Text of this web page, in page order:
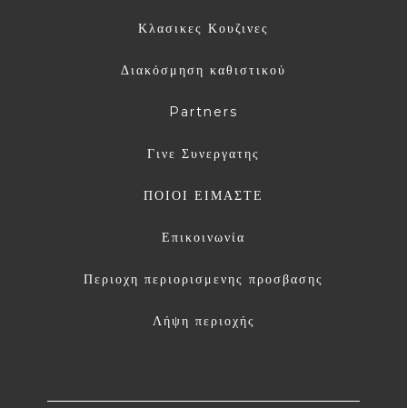
Κλασικες Κουζινες
Διακόσμηση καθιστικού
Partners
Γινε Συνεργατης
ΠΟΙΟΙ ΕΙΜΑΣΤΕ
Επικοινωνία
Περιοχη περιορισμενης προσβασης
Λήψη περιοχής